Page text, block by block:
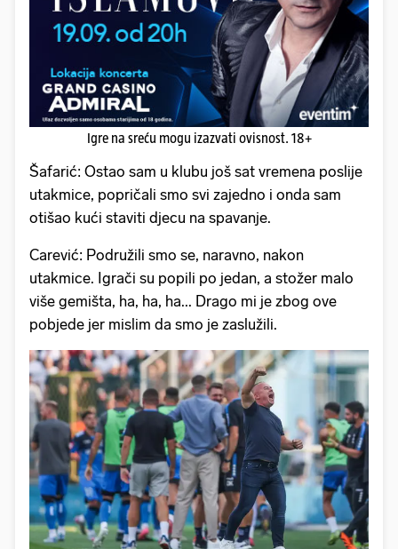
Igre na sreću mogu izazvati ovisnost. 18+
Šafarić: Ostao sam u klubu još sat vremena poslije
utakmice, popričali smo svi zajedno i onda sam
otišao kući staviti djecu na spavanje.
Carević: Podružili smo se, naravno, nakon
utakmice. Igrači su popili po jedan, a stožer malo
više gemišta, ha, ha, ha... Drago mi je zbog ove
pobjede jer mislim da smo je zaslužili.